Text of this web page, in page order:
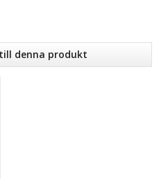
denna produkt